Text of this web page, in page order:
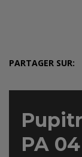
PARTAGER SUR:
PA